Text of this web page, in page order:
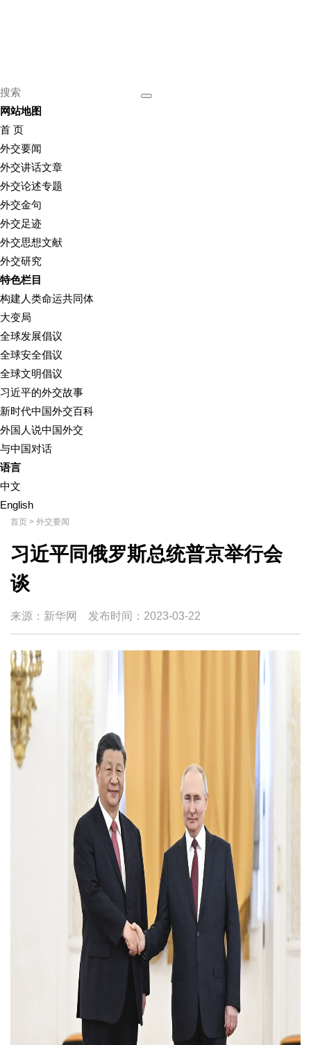
网站地图
首 页
外交要闻
外交讲话文章
外交论述专题
外交金句
外交足迹
外交思想文献
外交研究
特色栏目
构建人类命运共同体
大变局
全球发展倡议
全球安全倡议
全球文明倡议
习近平的外交故事
新时代中国外交百科
外国人说中国外交
与中国对话
语言
中文
English
首页 > 外交要闻
习近平同俄罗斯总统普京举行会
谈
来源：新华网 发布时间： 2023-03-22